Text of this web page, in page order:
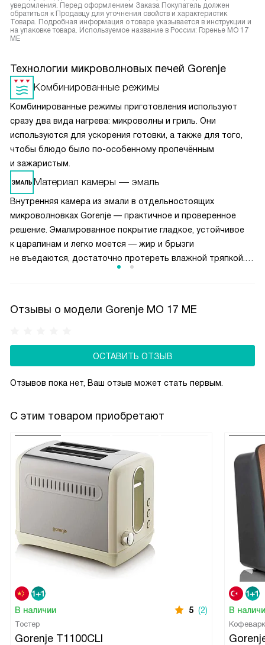
уведомления. Перед оформлением Заказа Покупатель должен
обратиться к Продавцу для уточнения свойств и характеристик
Товара. Подробная информация о товаре указывается в инструкции и
на упаковке товара. Используемое название в России: Горенье MO 17
ME
Технологии микроволновых печей Gorenje
Комбинированные режимы
Комбинированные режимы приготовления используют
сразу два вида нагрева: микроволны и гриль. Они
используются для ускорения готовки, а также для того,
чтобы блюдо было по-особенному пропечённым
и зажаристым.
Материал камеры — эмаль
Внутренняя камера из эмали в отдельностоящих
микроволновках Gorenje — практичное и проверенное
решение. Эмалированное покрытие гладкое, устойчивое
к царапинам и легко моется — жир и брызги
не въедаются, достаточно протереть влажной тряпкой.
бюджетный и тихий вариант (не гремит при касании
особенно в сочетании с функцией очистки паром
Отзывы о модели Gorenje MO 17 ME
ОСТАВИТЬ ОТЗЫВ
Отзывов пока нет, Ваш отзыв может стать первым.
С этим товаром приобретают
В наличии 5 (2)
Тостер
Gorenje T1100CLI
В